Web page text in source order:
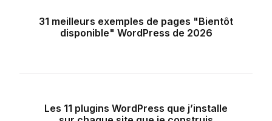
31 meilleurs exemples de pages "Bientôt
disponible" WordPress de 2026
Les 11 plugins WordPress que j’installe